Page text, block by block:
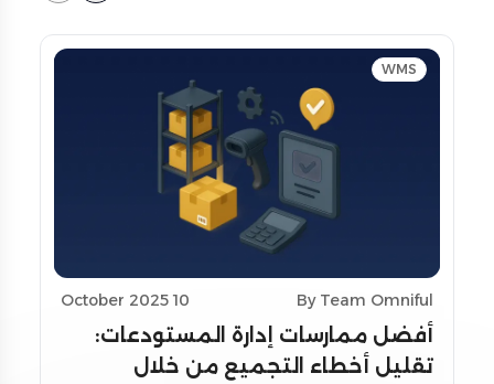
WMS
By Team Omniful
10 October 2025
أفضل ممارسات إدارة المستودعات:
تقليل أخطاء التجميع من خلال